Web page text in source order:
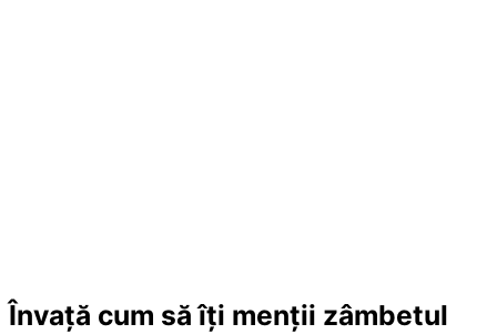
Învață cum să îți menții zâmbetul